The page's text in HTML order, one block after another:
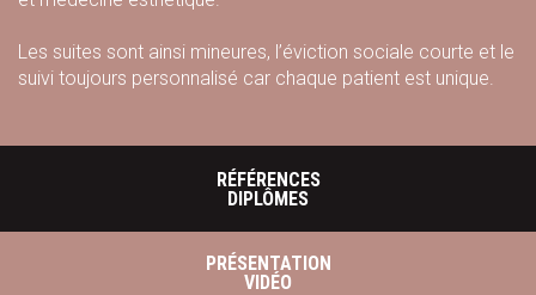
Les suites sont ainsi mineures, l’éviction sociale courte et le
suivi toujours personnalisé car chaque patient est unique.
RÉFÉRENCES
DIPLÔMES
PRÉSENTATION
VIDÉO